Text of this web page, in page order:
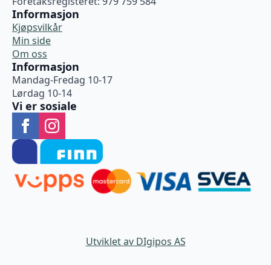
Informasjon
Kjøpsvilkår
Min side
Om oss
Informasjon
Mandag-Fredag 10-17
Lørdag 10-14
Vi er sosiale
Utviklet av DIgipos AS